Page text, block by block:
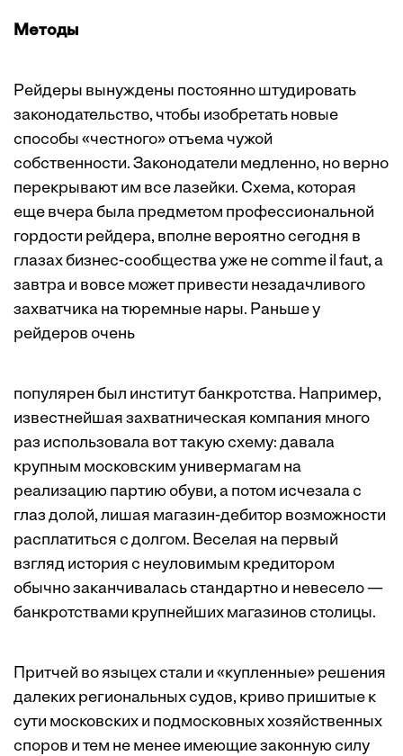
Методы
Рейдеры вынуждены постоянно штудировать
законодательство, чтобы изобретать новые
способы «честного» отъема чужой
собственности. Законодатели медленно, но верно
перекрывают им все лазейки. Схема, которая
еще вчера была предметом профессиональной
гордости рейдера, вполне вероятно сегодня в
глазах бизнес-сообщества уже не comme il faut, а
завтра и вовсе может привести незадачливого
захватчика на тюремные нары. Раньше у
рейдеров очень
популярен был институт банкротства. Например,
известнейшая захватническая компания много
раз использовала вот такую схему: давала
крупным московским универмагам на
реализацию партию обуви, а потом исчезала с
глаз долой, лишая магазин-дебитор возможности
расплатиться с долгом. Веселая на первый
взгляд история с неуловимым кредитором
обычно заканчивалась стандартно и невесело —
банкротствами крупнейших магазинов столицы.
Притчей во языцех стали и «купленные» решения
далеких региональных судов, криво пришитые к
сути московских и подмосковных хозяйственных
споров и тем не менее имеющие законную силу